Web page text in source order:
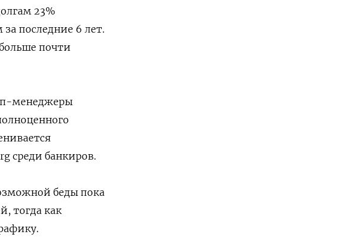
23%
последние 6 лет.
почти
менеджеры
среди банкиров.
беды пока
тогда как